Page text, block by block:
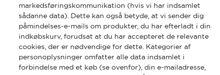
markedsføringskommunikation (hvis vi har indsamlet
sådanne data). Dette kan også betyde, at vi sender dig
påmindelses-e-mails om produkter, du har efterladt i din
indkøbskurv, forudsat at du har accepteret de relevante
cookies, der er nødvendige for dette. Kategorier af
personoplysninger omfatter alle data indsamlet i
forbindelse med et køb (se ovenfor), din e-mailadresse,